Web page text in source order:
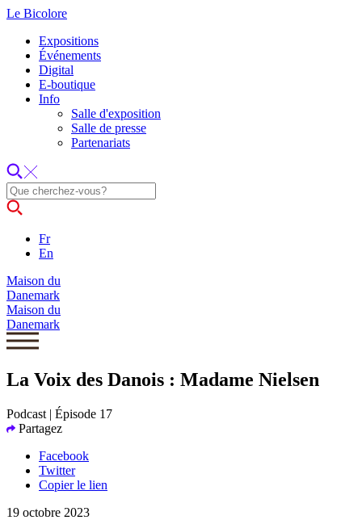
Le Bicolore
Expositions
Événements
Digital
E-boutique
Info
Salle d'exposition
Salle de presse
Partenariats
Fr
En
Maison du
Danemark
Maison du
Danemark
La Voix des Danois : Madame Nielsen
Podcast | Épisode 17
Partagez
Facebook
Twitter
Copier le lien
19 octobre 2023